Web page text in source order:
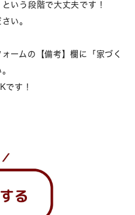
いう段階で大丈夫です！
い。
ームの【備考】欄に「家づく
す！